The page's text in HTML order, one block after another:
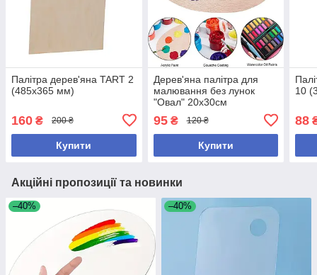
Палітра дерев'яна TART 2
(485х365 мм)
160 ₴ 200 ₴
Купити
Дерев'яна палітра для
малювання без лунок
"Овал" 20х30см
95₴ 120 ₴
Купити
10
88
Акційні пропозиції та новинки
–40% –40%